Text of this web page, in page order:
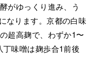
がゆっくり進み、う
なります。京都の白味
超高麹で、わずか1〜
味噌は麹歩合1前後